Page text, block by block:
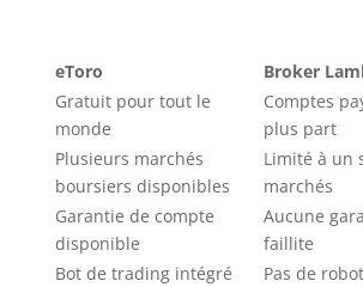
eToro
Broker
Gratuit pour tout le
monde
Comptes
plus part
Plusieurs marchés
boursiers disponibles
Limité à un
marchés
Garantie de compte
disponible
Aucune
faillite
Bot de trading intégré
Pas de